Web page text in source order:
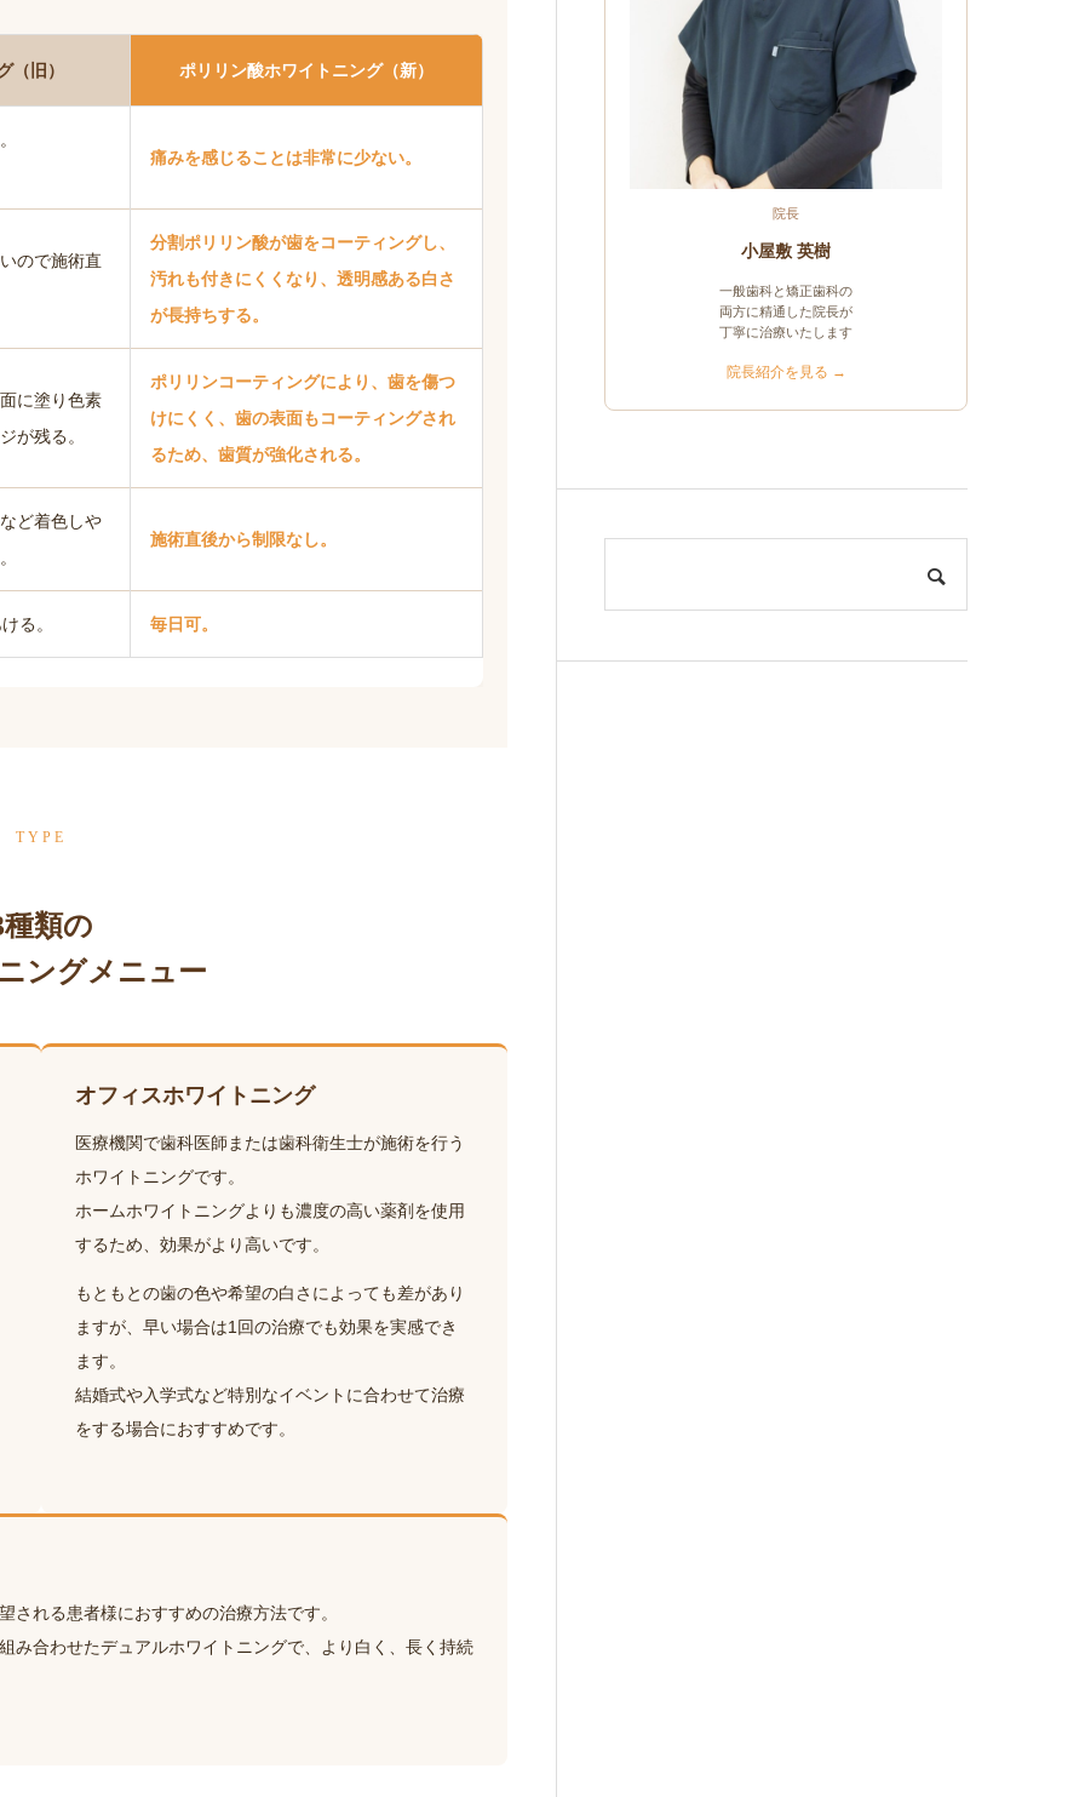
（旧） ポリリン酸ホワイトニング（新）
痛みを感じることは非常に少ない。
ので施術直
分割ポリリン酸が歯をコーティングし、
汚れも付きにくくなり、透明感ある白さ
が長持ちする。
に塗り色素
が残る。
ポリリンコーティングにより、歯を傷つ
けにくく、歯の表面もコーティングされ
るため、歯質が強化される。
ど着色しや
施術直後から制限なし。
る。 毎日可。
TYPE
種類の
ングメニュー
オフィスホワイトニング
医療機関で歯科医師または歯科衛生士が施術を行う
ホワイトニングです。
ホームホワイトニングよりも濃度の高い薬剤を使用
するため、効果がより高いです。
もともとの歯の色や希望の白さによっても差があり
ますが、早い場合は1回の治療でも効果を実感でき
ます。
結婚式や入学式など特別なイベントに合わせて治療
をする場合におすすめです。
れる患者様におすすめの治療方法です。
み合わせたデュアルホワイトニングで、より白く、長く持続
院長
小屋敷 英樹
一般歯科と矯正歯科の
両方に精通した院長が
丁寧に治療いたします
院長紹介を見る →